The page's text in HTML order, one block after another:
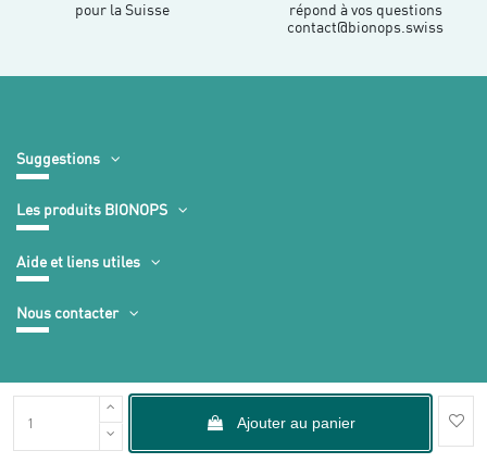
Ajouter au panier
pour la Suisse
répond à vos questions
contact@bionops.swiss
Suggestions
Les produits BIONOPS
Aide et liens utiles
Nous contacter
Mentions légales